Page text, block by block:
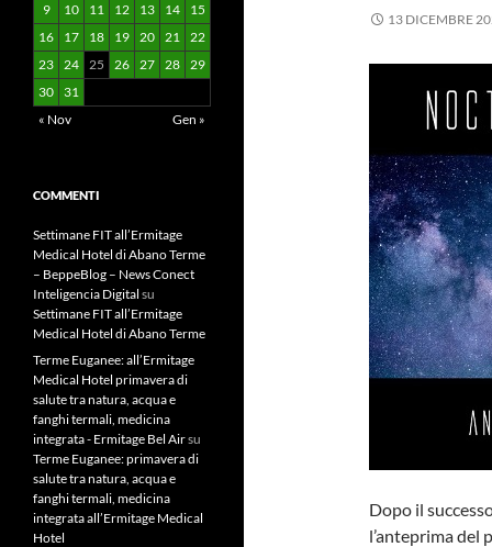
13 DICEMBRE
Dopo il
l’anteprima del
9
10 11 12 13 14
15
16
17 18 19 20 21 22
23 24 25 26 27 28 29
30
31
« Nov
Gen »
COMMENTI
Settimane FIT all’Ermitage
Medical Hotel di Abano Terme
– BeppeBlog – News Conect
Inteligencia Digital su
Settimane FIT all’Ermitage
Medical Hotel di Abano Terme
Terme Euganee: all’Ermitage
Medical Hotel primavera di
salute tra natura, acqua e
fanghi termali, medicina
integrata - Ermitage Bel Airsu
Terme Euganee: primavera di
salute tra natura, acqua e
fanghi termali, medicina
integrata all’Ermitage Medical
Hotel